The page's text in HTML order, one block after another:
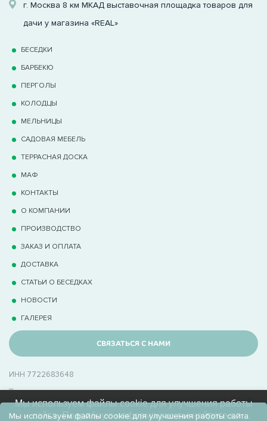
г. Москва 8 км МКАД выставочная площадка товаров для
дачи у магазина «REAL»
БЕСЕДКИ
БАРБЕКЮ
ПЕРГОЛЫ
КОЛОДЦЫ
МЕЛЬНИЦЫ
САДОВАЯ МЕБЕЛЬ
ТЕРРАCНАЯ ДОСКА
МАФ
КОНТАКТЫ
О КОМПАНИИ
ПРОИЗВОДСТВО
ЗАКАЗ И ОПЛАТА
ДОСТАВКА
СТАТЬИ О БЕСЕДКАХ
НОВОСТИ
ГАЛЕРЕЯ
СВЯЗАТЬСЯ С НАМИ
ИНН 7722683648
В Беседки.Ру производственно-торговая компания с опытом 15+ лет
Мы используем файлы cookie для улучшения работы сайта.
Мы используем файлы cookie для улучшения работы
сайта. Подробную информацию вы найдете в